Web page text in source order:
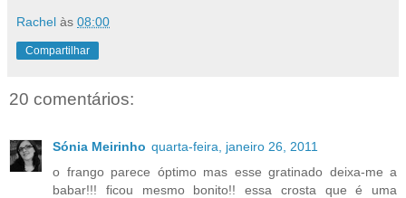
Rachel às 08:00
Compartilhar
20 comentários:
Sónia Meirinho quarta-feira, janeiro 26, 2011
o frango parece óptimo mas esse gratinado deixa-me a
babar!!! ficou mesmo bonito!! essa crosta que é uma